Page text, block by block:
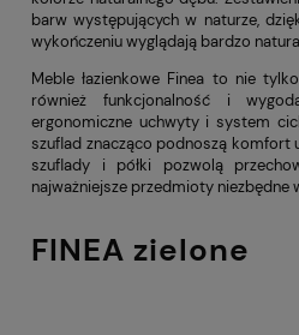
barw występujących w naturze,
wykończeniu wyglądają bardzo
Meble łazienkowe Finea to nie
również funkcjonalność i
ergonomiczne uchwyty i system
szuflad znacząco podnoszą komfort
szuflady i półki pozwolą
najważniejsze przedmioty niezbędne
FINEA zielone